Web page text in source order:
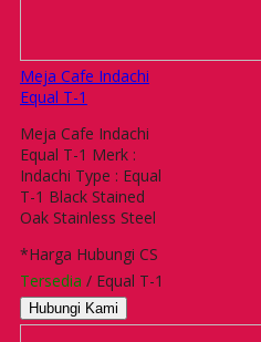
Meja Cafe Indachi
Equal T-1
Meja Cafe Indachi
Equal T-1 Merk :
Indachi Type : Equal
T-1 Black Stained
Oak Stainless Steel
*Harga Hubungi CS
Tersedia / Equal T-1
Hubungi Kami